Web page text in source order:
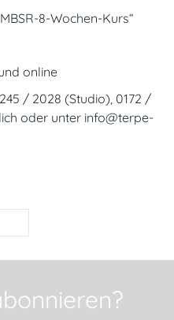
8-Wochen-Kurs“
online
/ 2028 (Studio), 0172 /
oder unter info@terpe-